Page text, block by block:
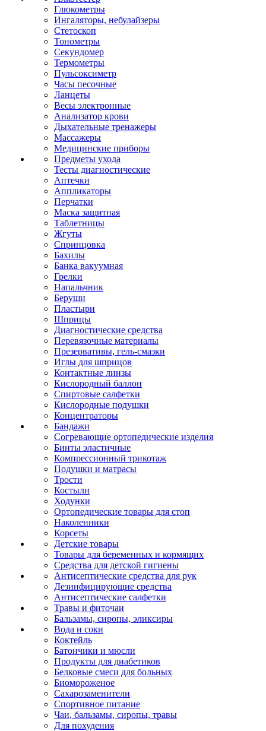
Глюкометры
Ингаляторы, небулайзеры
Стетоскоп
Тонометры
Секундомер
Термометры
Пульсоксиметр
Часы песочные
Ланцеты
Весы электронные
Анализатор крови
Дыхательные тренажеры
Массажеры
Медицинские приборы
Предметы ухода
Тесты диагностические
Аптечки
Аппликаторы
Перчатки
Маска защитная
Таблетницы
Жгуты
Спринцовка
Бахилы
Банка вакуумная
Грелки
Напальчник
Беруши
Пластыри
Шприцы
Диагностические средства
Перевязочные материалы
Презервативы, гель-смазки
Иглы для шприцов
Контактные линзы
Кислородный баллон
Спиртовые салфетки
Кислородные подушки
Концентраторы
Бандажи
Согревающие ортопедические изделия
Бинты эластичные
Компрессионный трикотаж
Подушки и матрасы
Трости
Костыли
Ходунки
Ортопедические товары для стоп
Наколенники
Корсеты
Детские товары
Товары для беременных и кормящих
Средства для детской гигиены
Антисептические средства для рук
Дезинфицирующие средства
Антисептические салфетки
Травы и фиточаи
Бальзамы, сиропы, эликсиры
Вода и соки
Коктейль
Батончики и мюсли
Продукты для диабетиков
Белковые смеси для больных
Биомороженое
Сахарозаменители
Спортивное питание
Чаи, бальзамы, сиропы, травы
Для похудения